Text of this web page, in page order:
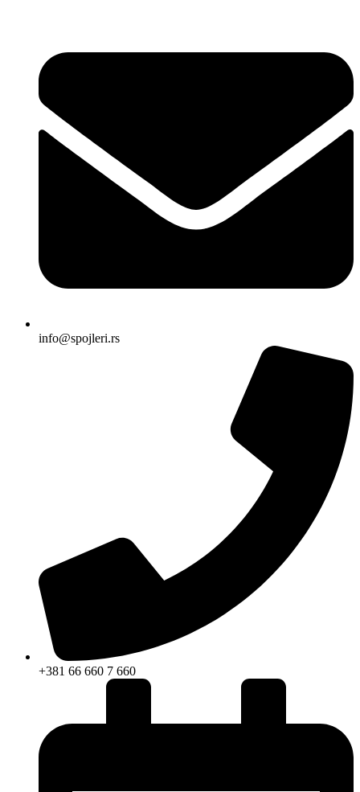
info@spojleri.rs
+381 66 660 7 660